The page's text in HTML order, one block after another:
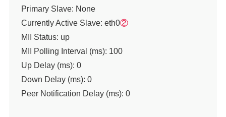
Primary Slave: None
Currently Active Slave: eth0②
MII Status: up
MII Polling Interval (ms): 100
Up Delay (ms): 0
Down Delay (ms): 0
Peer Notification Delay (ms): 0